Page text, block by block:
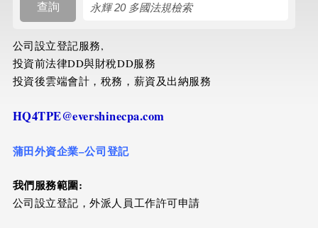
查詢
公司設立登記服務,
投資前法律DD與財稅DD服務
投資後雲端會計，稅務，薪資及出納服務
HQ4TPE@evershinecpa.com
蒲田外資企業–公司登記
我們服務範圍:
公司設立登記，外派人員工作許可申請